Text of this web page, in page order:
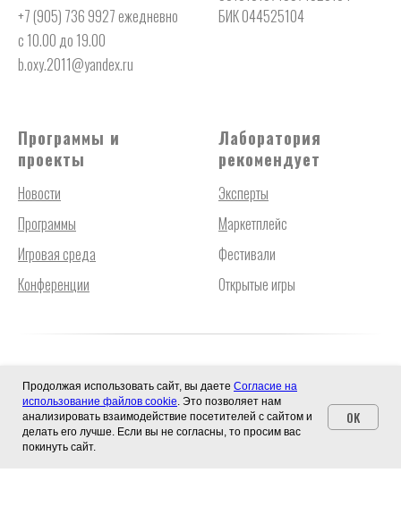
+7 (905) 736 9927 ежедневно
с 10.00 до 19.00
b.oxy.2011@yandex.ru
БИК 044525104
Программы и
проекты
Новости
Программы
Игровая среда
Конференции
Лаборатория
рекомендует
Эксперты
Маркетплейс
Фестивали
Открытые игры
© 2026 Лаборатория эффективных игр
Согласие на обработку cookies
Продолжая использовать сайт, вы даете Согласие на
использование файлов cookie. Это позволяет нам
анализировать взаимодействие посетителей с сайтом и
делать его лучше. Если вы не согласны, то просим вас
покинуть сайт.
OK